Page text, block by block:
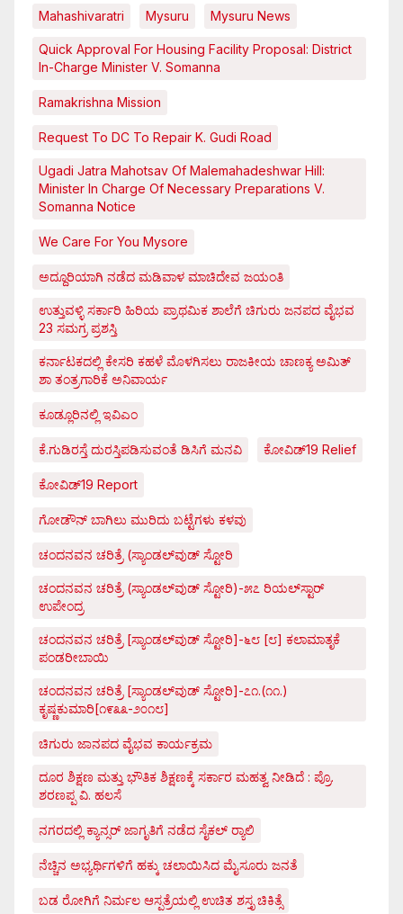
Mahashivaratri Mysuru Mysuru News
Quick Approval For Housing Facility Proposal: District
In-Charge Minister V. Somanna
Ramakrishna Mission
Request To DC To Repair K. Gudi Road
Ugadi Jatra Mahotsav Of Malemahadeshwar Hill:
Minister In Charge Of Necessary Preparations V.
Somanna Notice
We Care For You Mysore
ಅದ್ದೂರಿಯಾಗಿ ನಡೆದ ಮಡಿವಾಳ ಮಾಚಿದೇವ ಜಯಂತಿ
ಉತ್ತುವಳ್ಳಿ ಸರ್ಕಾರಿ ಹಿರಿಯ ಪ್ರಾಥಮಿಕ ಶಾಲೆಗೆ ಚಿಗುರು ಜನಪದ ವೈಭವ
23 ಸಮಗ್ರ ಪ್ರಶಸ್ತಿ
ಕರ್ನಾಟಕದಲ್ಲಿ ಕೇಸರಿ ಕಹಳೆ ಮೊಳಗಿಸಲು ರಾಜಕೀಯ ಚಾಣಕ್ಯ ಅಮಿತ್
ಶಾ ತಂತ್ರಗಾರಿಕೆ ಅನಿವಾರ್ಯ
ಕೂಡ್ಲೂರಿನಲ್ಲಿ ಇವಿಎಂ
ಕೆ.ಗುಡಿರಸ್ತೆ ದುರಸ್ತಿಪಡಿಸುವಂತೆ ಡಿಸಿಗೆ ಮನವಿ ಕೋವಿಡ್‌19 Relief
ಕೋವಿಡ್‌19 Report
ಗೋಡೌನ್ ಬಾಗಿಲು ಮುರಿದು ಬಟ್ಟೆಗಳು ಕಳವು
ಚಂದನವನ ಚರಿತ್ರೆ (ಸ್ಯಾಂಡಲ್‌ವುಡ್ ಸ್ಟೋರಿ
ಚಂದನವನ ಚರಿತ್ರೆ (ಸ್ಯಾಂಡಲ್‌ವುಡ್ ಸ್ಟೋರಿ)-೫೭ ರಿಯಲ್‌ಸ್ಟಾರ್
ಉಪೇಂದ್ರ
ಚಂದನವನ ಚರಿತ್ರೆ [ಸ್ಯಾಂಡಲ್‌ವುಡ್ ಸ್ಟೋರಿ]-೬೮ [೮] ಕಲಾಮಾತೃಕೆ
ಪಂಡರೀಬಾಯಿ
ಚಂದನವನ ಚರಿತ್ರೆ [ಸ್ಯಾಂಡಲ್‌ವುಡ್ ಸ್ಟೋರಿ]-೭೧.(೧೧.)
ಕೃಷ್ಣಕುಮಾರಿ[೧೯೩೩-೨೦೧೮]
ಚಿಗುರು ಜಾನಪದ ವೈಭವ ಕಾರ್ಯಕ್ರಮ
ದೂರ ಶಿಕ್ಷಣ ಮತ್ತು ಭೌತಿಕ ಶಿಕ್ಷಣಕ್ಕೆ ಸರ್ಕಾರ ಮಹತ್ವ ನೀಡಿದೆ : ಪ್ರೊ.
ಶರಣಪ್ಪ ವಿ. ಹಲಸೆ
ನಗರದಲ್ಲಿ ಕ್ಯಾನ್ಸರ್ ಜಾಗೃತಿಗೆ ನಡೆದ ಸೈಕಲ್ ರ್‍ಯಾಲಿ
ನೆಚ್ಚಿನ ಅಭ್ಯರ್ಥಿಗಳಿಗೆ ಹಕ್ಕು ಚಲಾಯಿಸಿದ ಮೈಸೂರು ಜನತೆ
ಬಡ ರೋಗಿಗೆ ನಿರ್ಮಲ ಆಸ್ಪತ್ರೆಯಲ್ಲಿ ಉಚಿತ ಶಸ್ತೃ ಚಿಕಿತ್ಸೆ